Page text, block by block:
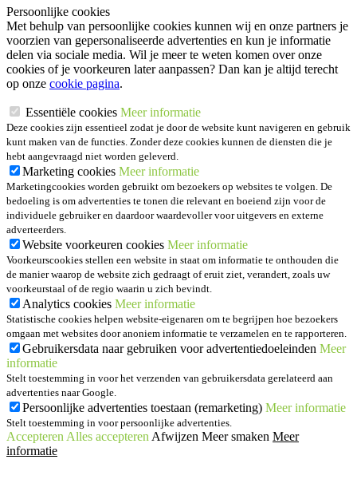
Persoonlijke cookies
Met behulp van persoonlijke cookies kunnen wij en onze partners je
voorzien van gepersonaliseerde advertenties en kun je informatie
delen via sociale media. Wil je meer te weten komen over onze
cookies of je voorkeuren later aanpassen? Dan kan je altijd terecht
op onze cookie pagina.
Essentiële cookies Meer informatie
Deze cookies zijn essentieel zodat je door de website kunt navigeren en gebruik
kunt maken van de functies. Zonder deze cookies kunnen de diensten die je
hebt aangevraagd niet worden geleverd.
Marketing cookies Meer informatie
Marketingcookies worden gebruikt om bezoekers op websites te volgen. De
bedoeling is om advertenties te tonen die relevant en boeiend zijn voor de
individuele gebruiker en daardoor waardevoller voor uitgevers en externe
adverteerders.
Website voorkeuren cookies Meer informatie
Voorkeurscookies stellen een website in staat om informatie te onthouden die
de manier waarop de website zich gedraagt of eruit ziet, verandert, zoals uw
voorkeurstaal of de regio waarin u zich bevindt.
Analytics cookies Meer informatie
Statistische cookies helpen website-eigenaren om te begrijpen hoe bezoekers
omgaan met websites door anoniem informatie te verzamelen en te rapporteren.
Gebruikersdata naar gebruiken voor advertentiedoeleinden Meer
informatie
Stelt toestemming in voor het verzenden van gebruikersdata gerelateerd aan
advertenties naar Google.
Persoonlijke advertenties toestaan (remarketing) Meer informatie
Stelt toestemming in voor persoonlijke advertenties.
Accepteren Alles accepteren Afwijzen Meer smaken Meer
informatie